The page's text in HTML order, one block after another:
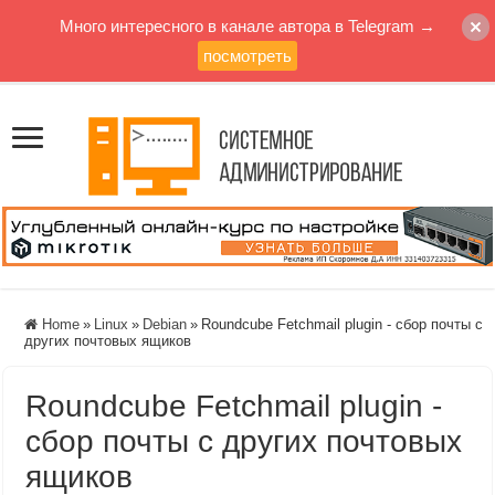
Home » Linux » Debian » Roundcube Fetchmail plugin - сбор почты с
других почтовых ящиков
Roundcube Fetchmail plugin -
сбор почты с других почтовых
ящиков
Много интересного в канале автора в Telegram →
посмотреть